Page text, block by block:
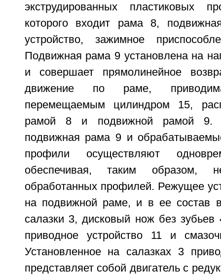
экструдированных пластиковых
которого входит рама 8,
устройство, зажимное
Подвижная рама 9 установлена на
и совершает прямолинейное
движение по раме,
перемещаемым цилиндром 15,
рамой 8 и подвижной рамой 9.
подвижная рама 9 и
профили осуществляют
обеспечивая, таким образом,
обработанных профилей. Режущее
на подвижной раме, и в ее состав
салазки 3, дисковый нож без
приводное устройство 11 и
Установленное на салазках 3
представляет собой двигатель с